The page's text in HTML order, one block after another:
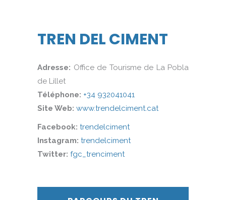
TREN DEL CIMENT
Adresse: Office de Tourisme de La Pobla
de Lillet
Téléphone: +34 932041041
Site Web: www.trendelciment.cat
Facebook: trendelciment
Instagram: trendelciment
Twitter: fgc_trenciment